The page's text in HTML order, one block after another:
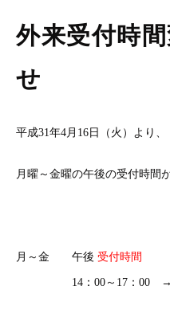
外来受付時
せ
平成31年4月16日（火）より、
月曜～金曜の午後の受付時間
月～金 午後 受付時間
14：00～17：00 →